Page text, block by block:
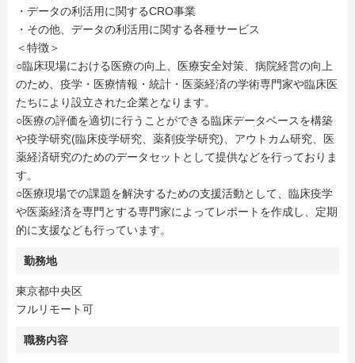
・データの利活用に関するCRO事業
・その他、データの利活用に関する各種サービス
＜特徴＞
○臨床現場における医療の向上、医療安全対策、病院経営の向上
のため、疫学・医療情報・統計・医薬経済の学術専門家や臨床医
たちにより設立された企業となります。
○医療の評価を適切に行うことができる臨床データベースを構築
や疫学研究(臨床疫学研究、薬剤疫学研究)、アウトカム研究、医
薬経済研究のためのデータセットとして提供などを行っておりま
す。
○医療現場での課題を解決するための支援活動として、臨床疫学
や医薬経済を専門とする専門家によってレポートを作成し、定期
的に支援なども行っています。
勤務地
東京都中央区
フルリモート可
職務内容